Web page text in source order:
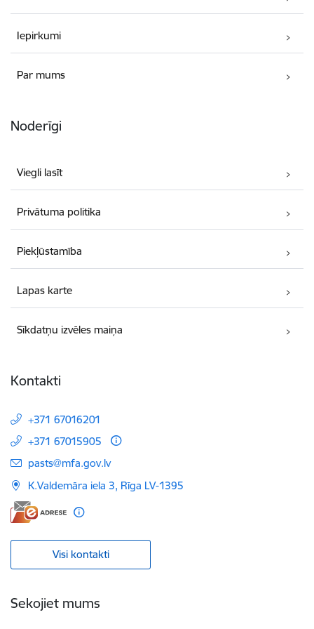
Iepirkumi
Par mums
Noderīgi
Viegli lasīt
Privātuma politika
Piekļūstamība
Lapas karte
Sīkdatņu izvēles maiņa
Kontakti
+371 67016201
+371 67015905
E-pasts:
pasts@mfa.gov.lv
K.Valdemāra iela 3, Rīga LV-1395
Visi kontakti
Sekojiet mums